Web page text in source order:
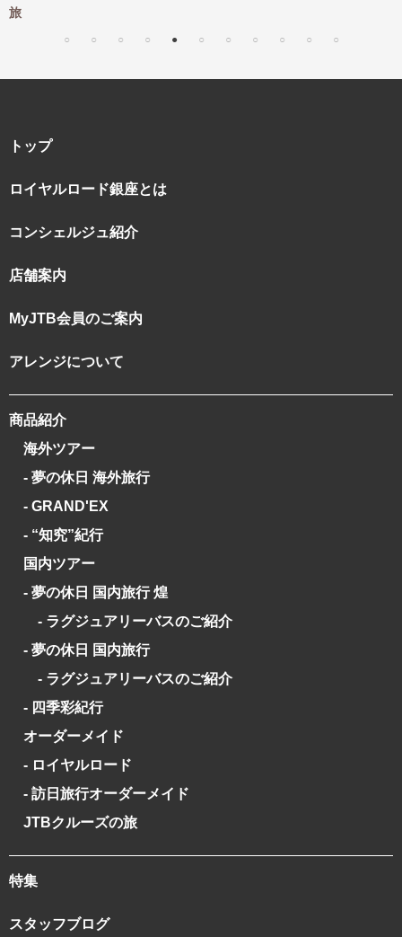
専任ガイド・講師同行の旅
トップ
ロイヤルロード銀座とは
コンシェルジュ紹介
店舗案内
MyJTB会員のご案内
アレンジについて
商品紹介
海外ツアー
- 夢の休日 海外旅行
- GRAND'EX
- “知究”紀行
国内ツアー
- 夢の休日 国内旅行 煌
- ラグジュアリーバスのご紹介
- 夢の休日 国内旅行
- ラグジュアリーバスのご紹介
- 四季彩紀行
オーダーメイド
- ロイヤルロード
- 訪日旅行オーダーメイド
JTBクルーズの旅
特集
スタッフブログ